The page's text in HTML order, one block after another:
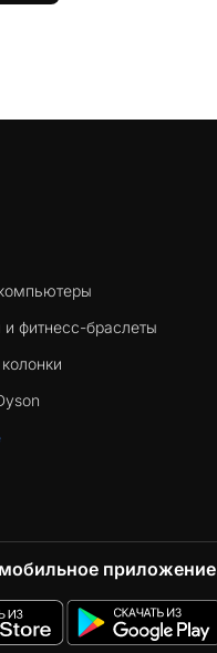
фитнесс-браслеты
приложение